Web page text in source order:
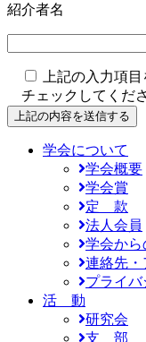
紹介者名
上記の入力項
チェックしてくだ
学会について
学会概要
学会賞
定 款
法人会員
学会から
連絡先・
プライ
活 動
研究会
支 部